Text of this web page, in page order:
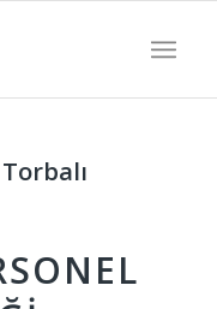
Torbalı